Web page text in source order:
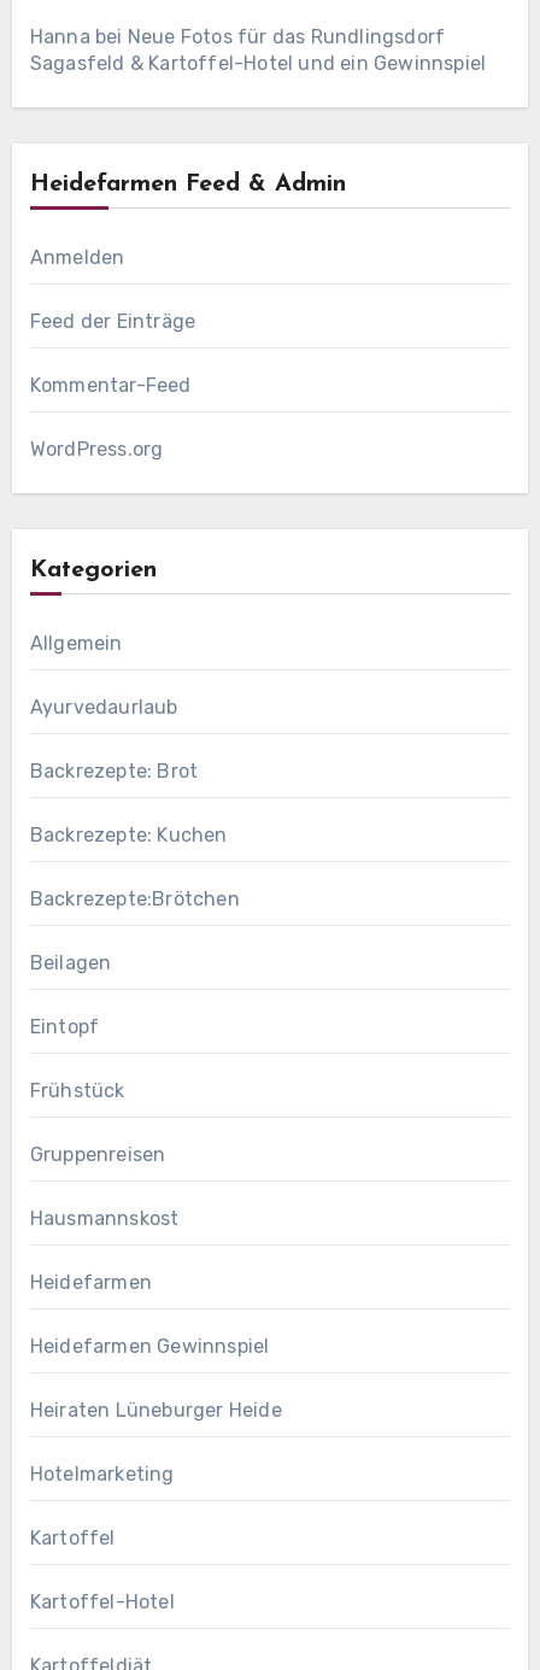
Hanna bei Neue Fotos für das Rundlingsdorf
Sagasfeld & Kartoffel-Hotel und ein Gewinnspiel
Heidefarmen Feed & Admin
Anmelden
Feed der Einträge
Kommentar-Feed
WordPress.org
Kategorien
Allgemein
Ayurvedaurlaub
Backrezepte: Brot
Backrezepte: Kuchen
Backrezepte:Brötchen
Beilagen
Eintopf
Frühstück
Gruppenreisen
Hausmannskost
Heidefarmen
Heidefarmen Gewinnspiel
Heiraten Lüneburger Heide
Hotelmarketing
Kartoffel
Kartoffel-Hotel